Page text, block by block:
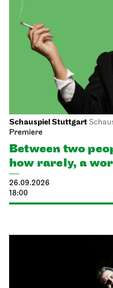
Schauspiel Stuttgart
Premiere
Between two
how rarely, a
26.09.2026
18:00